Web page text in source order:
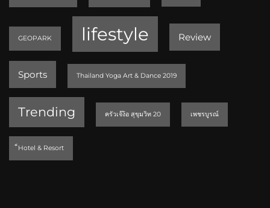
GEOPARK lifestyle Review
Sports Thailand Yoga Art & Dance 2019
Trending ครัวเจ๊ง้อ สุขุมวิท 20 เพชรบูรณ์
็Hotel & Resort